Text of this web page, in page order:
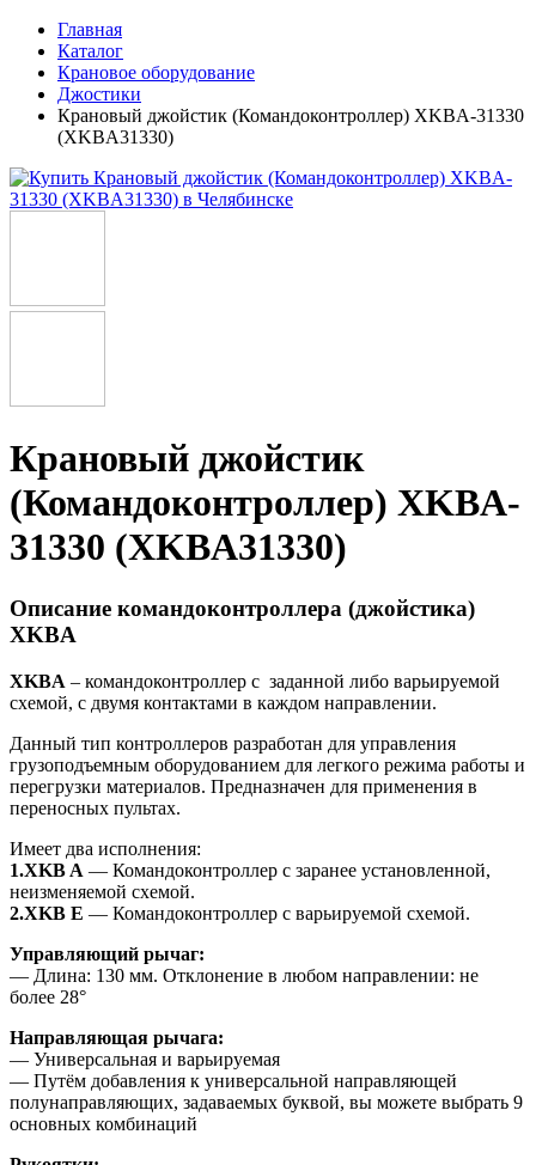
Главная
Каталог
Крановое оборудование
Джостики
Крановый джойстик (Командоконтроллер) XKBA-31330
(XKBA31330)
Крановый джойстик
(Командоконтроллер) XKBA-
31330 (XKBA31330)
Описание командоконтроллера (джойстика)
XKBA
XKBA – командоконтроллер с заданной либо варьируемой
схемой, с двумя контактами в каждом направлении.
Данный тип контроллеров разработан для управления
грузоподъемным оборудованием для легкого режима работы и
перегрузки материалов. Предназначен для применения в
переносных пультах.
Имеет два исполнения:
1.XKB A — Командоконтроллер с заранее установленной,
неизменяемой схемой.
2.XKB E — Командоконтроллер с варьируемой схемой.
Управляющий рычаг:
— Длина: 130 мм. Отклонение в любом направлении: не
более 28°
Направляющая рычага:
— Универсальная и варьируемая
— Путём добавления к универсальной направляющей
полунаправляющих, задаваемых буквой, вы можете выбрать 9
основных комбинаций